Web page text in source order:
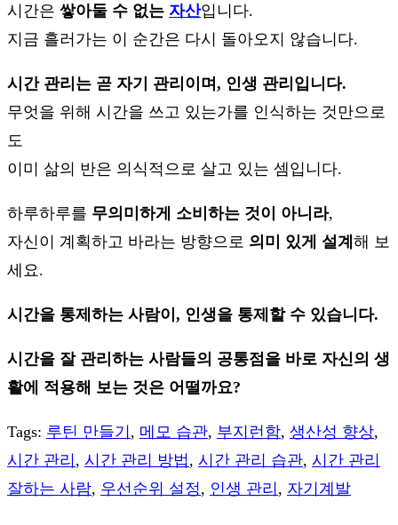
시간은 쌓아둘 수 없는 자산입니다.
지금 흘러가는 이 순간은 다시 돌아오지 않습니다.
시간 관리는 곧 자기 관리이며, 인생 관리입니다.
무엇을 위해 시간을 쓰고 있는가를 인식하는 것만으로
도
이미 삶의 반은 의식적으로 살고 있는 셈입니다.
하루하루를 무의미하게 소비하는 것이 아니라,
자신이 계획하고 바라는 방향으로 의미 있게 설계 해 보
세요.
시간을 통제하는 사람이, 인생을 통제할 수 있습니다.
시간을 잘 관리하는 사람들의 공통점을 바로 자신의 생
활에 적용해 보는 것은 어떨까요?
Tags: 루틴 만들기 , 메모 습관, 부지런함, 생산성 향상,
시간 관리 , 시간 관리 방법 , 시간 관리 습관, 시간 관리
잘하는 사람, 우선순위 설정, 인생 관리 , 자기계발